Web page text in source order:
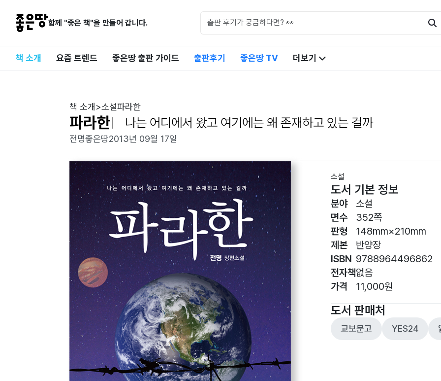
함께 "좋은 책"을 만들어 갑니다.
책 소개 요즘 트렌드 좋은땅 출판 가이드 출판후기 좋은땅 TV 더보기
책 소개 >소설파라한
파라한 나는 어디에서 왔고 여기에는 왜 존재하고 있는 걸까
전명좋은땅2013년 09월 17일
소설
도서 기본 정보
분야
면수
판형
제본
ISBN
전자책
가격
소설
352쪽
148mm×210mm
반양장
9788964496862
없음
11,000원
도서 판매처
교보문고 YES24